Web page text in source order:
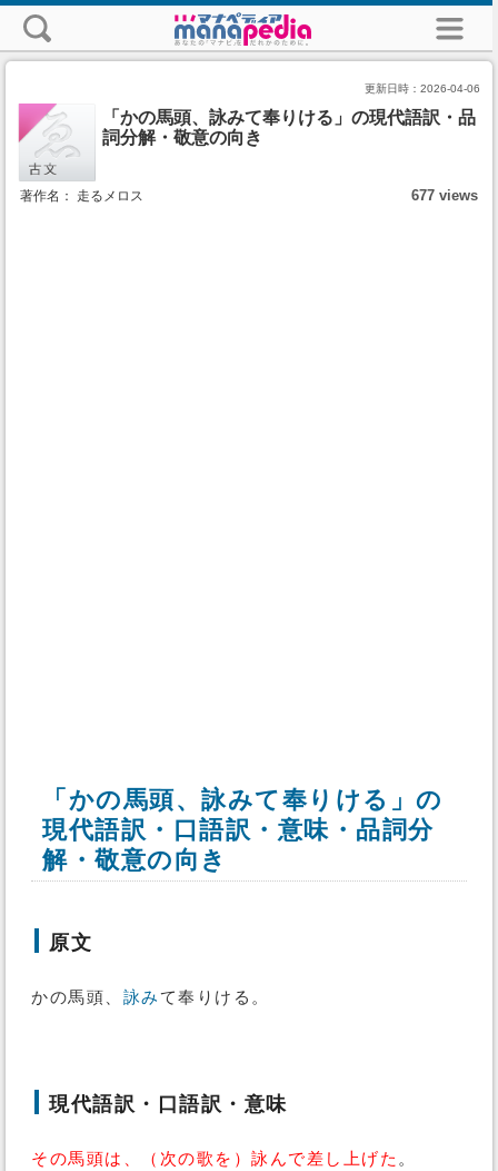
更新日時： 2026-04-06
「かの馬頭、詠みて奉りける」の現代語訳・品
詞分解・敬意の向き
著作名： 走るメロス 677 views
「かの馬頭、詠みて奉りける」の
現代語訳・口語訳・意味・品詞分
解・敬意の向き
原文
かの馬頭、 詠みて奉りける。
現代語訳・口語訳・意味
その馬頭は、（次の歌を）詠んで差し上げた 。